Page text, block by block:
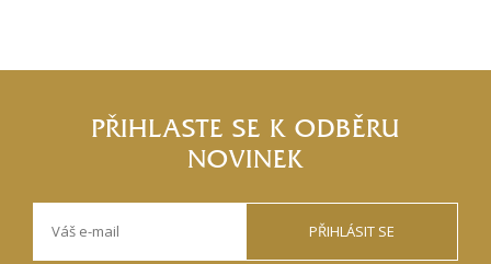
PŘIHLASTE SE K ODBĚRU
NOVINEK
PŘIHLÁSIT SE